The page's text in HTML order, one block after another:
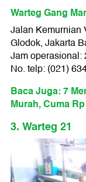
Warteg Gang
Jalan Kemurnian
Glodok, Jakarta
Jam operasional:
No. telp: (021)
Baca Juga: 7
Murah, Cuma
3. Warteg 21